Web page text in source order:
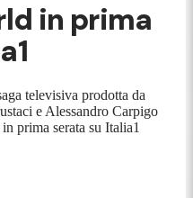
in prima
televisiva prodotta da
e Alessandro Carpigo
prima serata su Italia1